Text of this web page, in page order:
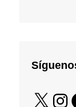
X